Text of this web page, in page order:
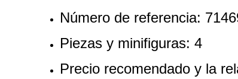
Número de referencia:
Piezas y minifiguras: 4
Precio recomendado y la